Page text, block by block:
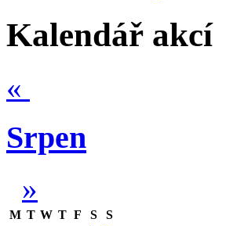
Kalendář akcí
«
Srpen
»
M T W T F S
S